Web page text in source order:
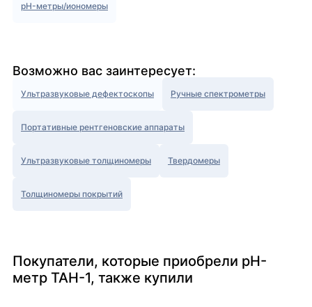
pH-метры/иономеры
Возможно вас заинтересует:
Ультразвуковые дефектоскопы Ручные спектрометры
Портативные рентгеновские аппараты
Ультразвуковые толщиномеры Твердомеры
Толщиномеры покрытий
Покупатели, которые приобрели pH-
метр ТАН-1, также купили